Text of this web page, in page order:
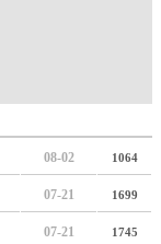
08-02 1064
07-21 1699
07-21 1745